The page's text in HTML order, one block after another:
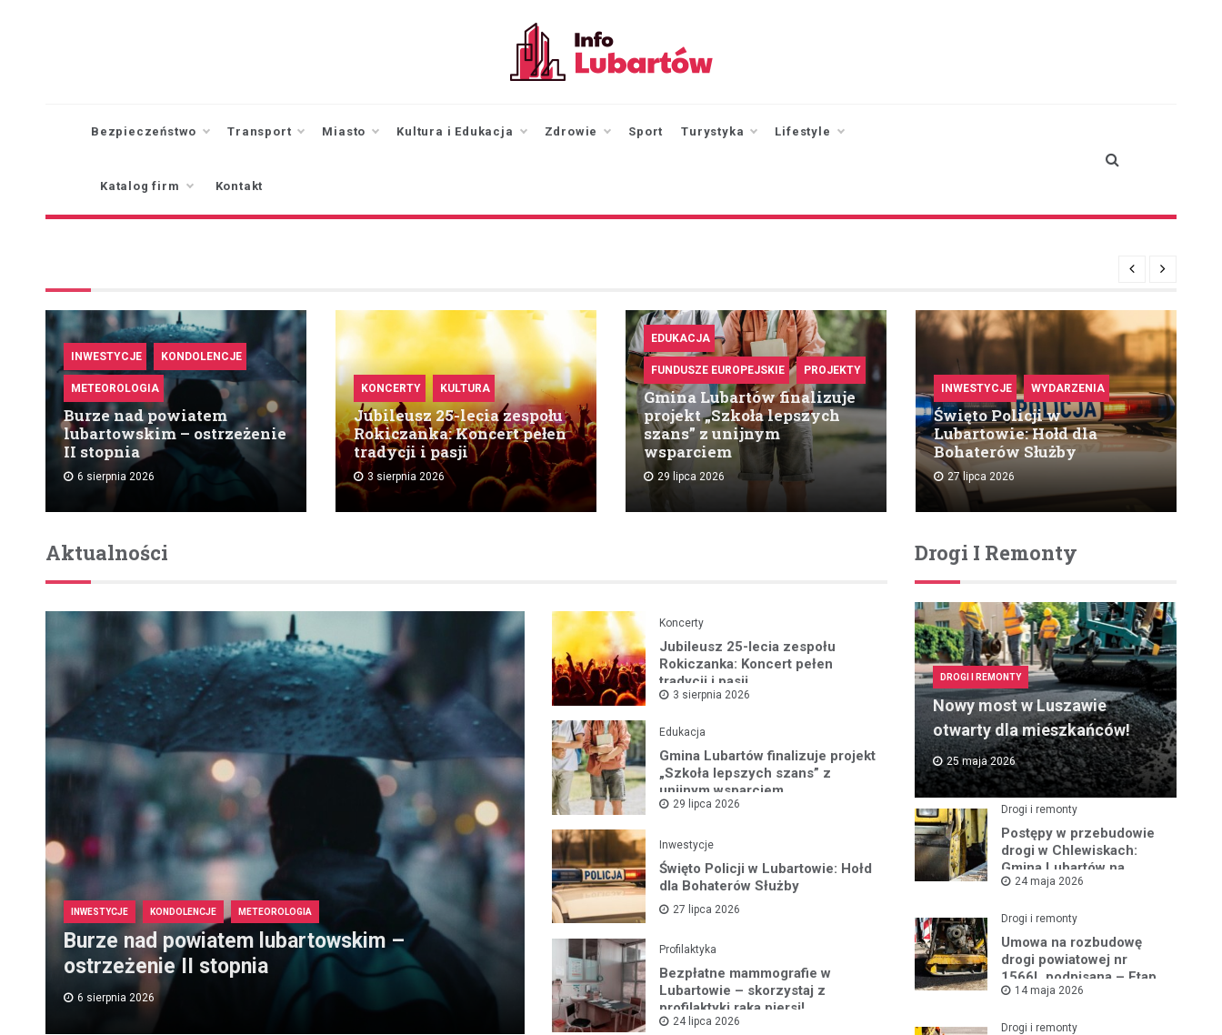
Bezpieczeństwo Transport Miasto Kultura i Edukacja Zdrowie Sport Turystyka Lifestyle
Katalog firm Kontakt
INWESTYCJE KONDOLENCJE
METEOROLOGIA
Burze nad powiatem
lubartowskim – ostrzeżenie
II stopnia
6 sierpnia 2026
KONCERTY KULTURA
Jubileusz 25-lecia zespołu
Rokiczanka: Koncert pełen
tradycji i pasji
3 sierpnia 2026
EDUKACJA
FUNDUSZE EUROPEJSKIE PROJEKTY
Gmina Lubartów finalizuje
projekt „Szkoła lepszych
szans” z unijnym
wsparciem
29 lipca 2026
INWESTYCJE WYDARZENIA
Święto Policji w
Lubartowie: Hołd dla
Bohaterów Służby
27 lipca 2026
Aktualności
INWESTYCJE KONDOLENCJE METEOROLOGIA
Burze nad powiatem lubartowskim –
ostrzeżenie II stopnia
6 sierpnia 2026
Koncerty
Jubileusz 25-lecia zespołu
Rokiczanka: Koncert pełen
tradycji i pasji
3 sierpnia 2026
Edukacja
Gmina Lubartów finalizuje projekt
„Szkoła lepszych szans” z
unijnym wsparciem
29 lipca 2026
Inwestycje
Święto Policji w Lubartowie: Hołd
dla Bohaterów Służby
27 lipca 2026
Profilaktyka
Bezpłatne mammografie w
Lubartowie – skorzystaj z
profilaktyki raka piersi!
24 lipca 2026
Drogi I Remonty
DROGI I REMONTY
Nowy most w Luszawie
otwarty dla mieszkańców!
25 maja 2026
Drogi i remonty
Postępy w przebudowie
drogi w Chlewiskach:
Gmina Lubartów na
miejscu inwestycji
24 maja 2026
Drogi i remonty
Umowa na rozbudowę
drogi powiatowej nr
1566L podpisana – Etap
III w toku
14 maja 2026
Drogi i remonty